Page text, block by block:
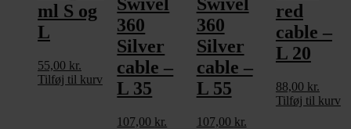
ml S og
L
55,00 kr.
Tilføj til kurv
360
Silver
cable –
L 35
107,00 kr.
360
Silver
cable –
L 55
107,00 kr.
red
cable –
L 20
88,00 kr.
Tilføj til kurv